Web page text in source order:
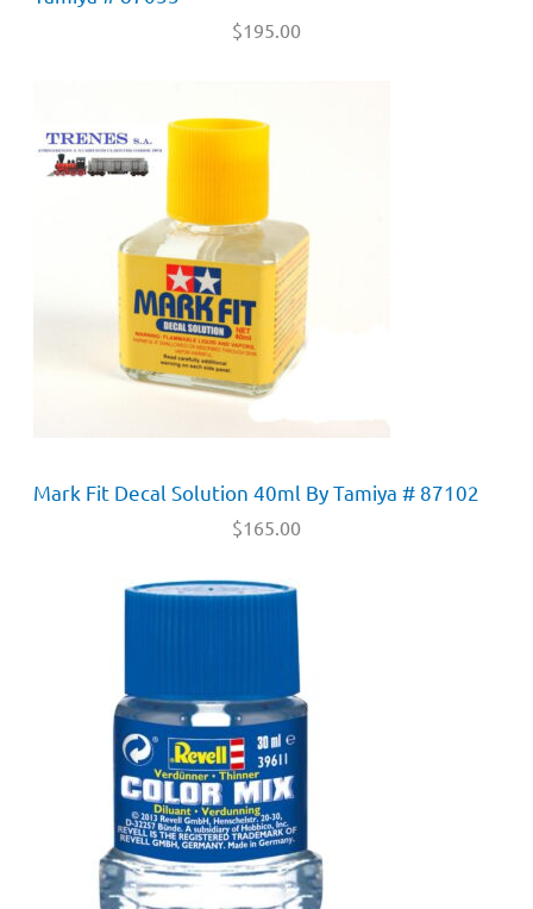
$195.00
Mark Fit Decal Solution 40ml By Tamiya # 87102
$165.00